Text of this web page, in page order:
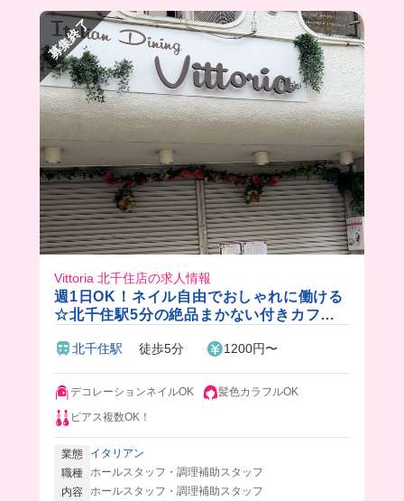
募集終了
Vittoria 北千住店の求人情報
週1日OK！ネイル自由でおしゃれに働ける
☆北千住駅5分の絶品まかない付きカフェ
北千住駅 徒歩5分 1200円〜
デコレーションネイルOK
髪色カラフルOK
ピアス複数OK！
業態
イタリアン
職種 ホールスタッフ・調理補助スタッフ
内容 ホールスタッフ・調理補助スタッフ